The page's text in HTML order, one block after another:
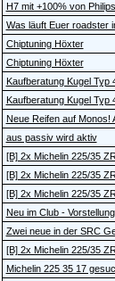
H7 mit +100% von Philips
Was läuft Euer roadster
Chiptuning Höxter
Chiptuning Höxter
Kaufberatung Kugel Typ
Kaufberatung Kugel Typ
Neue Reifen auf Monos!
aus passiv wird aktiv
[B] 2x Michelin 225/35
[B] 2x Michelin 225/35
[B] 2x Michelin 225/35
Neu im Club - Vorstellung
Zwei neue in der SRC
[B] 2x Michelin 225/35
Michelin 225 35 17